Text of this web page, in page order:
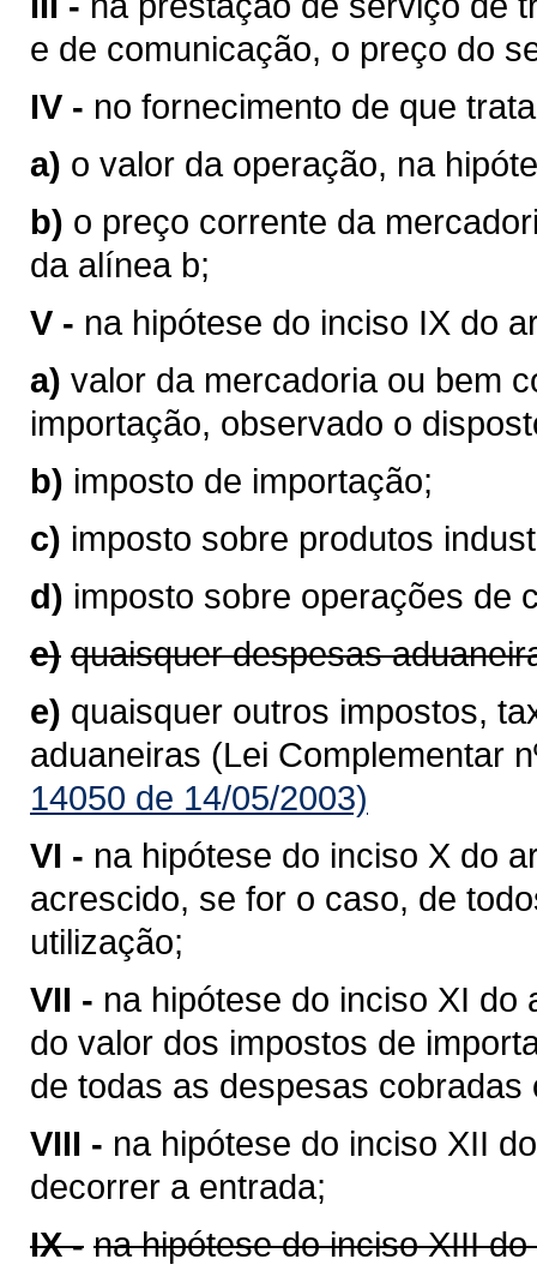
e de comunicação, o preço do
IV - no fornecimento de que
a) o valor da operação, na
b) o preço corrente da
da alínea b;
V - na hipótese do inciso IX do
a) valor da mercadoria ou bem
importação, observado o
b) imposto de importação;
c) imposto sobre produtos
d) imposto sobre operações de
e) quaisquer despesas
e) quaisquer outros impostos,
aduaneiras (Lei Complementar
14050 de 14/05/2003)
VI - na hipótese do inciso X do
acrescido, se for o caso, de
utilização;
VII - na hipótese do inciso XI do
do valor dos impostos de
de todas as despesas
VIII - na hipótese do inciso XII
decorrer a entrada;
IX - na hipótese do inciso XIII